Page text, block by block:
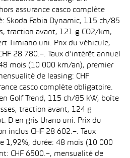
assurance casco complète
Skoda Fabia Dynamic, 115 ch/85
traction avant, 121 g CO2/km,
Timiano uni. Prix du véhicule,
28 780.–. Taux d’intérêt annuel
mois (10 000 km/an), premier
de leasing: CHF
casco complète obligatoire.
Golf Trend, 115 ch/85 kW, boîte
traction avant, 124 g
D en gris Urano uni. Prix du
inclus CHF 28 602.–. Taux
1,92%, durée: 48 mois (10 000
CHF 6500.–, mensualité de